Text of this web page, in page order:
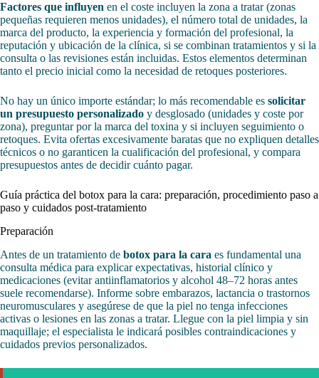
Factores que influyen en el coste incluyen la zona a tratar (zonas
pequeñas requieren menos unidades), el número total de unidades, la
marca del producto, la experiencia y formación del profesional, la
reputación y ubicación de la clínica, si se combinan tratamientos y si la
consulta o las revisiones están incluidas. Estos elementos determinan
tanto el precio inicial como la necesidad de retoques posteriores.
No hay un único importe estándar; lo más recomendable es solicitar
un presupuesto personalizado y desglosado (unidades y coste por
zona), preguntar por la marca del toxina y si incluyen seguimiento o
retoques. Evita ofertas excesivamente baratas que no expliquen detalles
técnicos o no garanticen la cualificación del profesional, y compara
presupuestos antes de decidir cuánto pagar.
Guía práctica del botox para la cara: preparación, procedimiento paso a
paso y cuidados post-tratamiento
Preparación
Antes de un tratamiento de botox para la cara es fundamental una
consulta médica para explicar expectativas, historial clínico y
medicaciones (evitar antiinflamatorios y alcohol 48–72 horas antes
suele recomendarse). Informe sobre embarazos, lactancia o trastornos
neuromusculares y asegúrese de que la piel no tenga infecciones
activas o lesiones en las zonas a tratar. Llegue con la piel limpia y sin
maquillaje; el especialista le indicará posibles contraindicaciones y
cuidados previos personalizados.